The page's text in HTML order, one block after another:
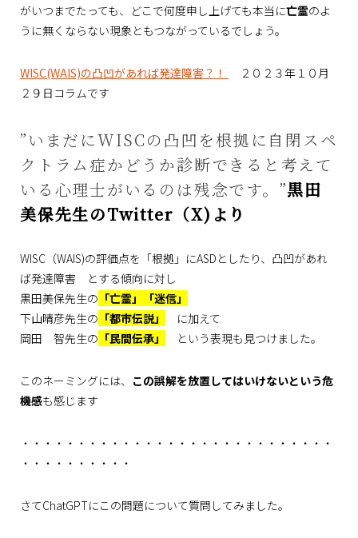
がいつまでたっても、どこで何度申し上げても本当に亡霊のよ
うに無くならない現象ともつながっているでしょう。
WISC(WAIS)の凸凹があれば発達障害？！
２０２３年１０月
２９日コラムです
”いまだにWISCの凸凹を根拠に自閉スペ
クトラム症かどうか診断できると考えて
いる心理士がいるのは残念です。”黒田
美保先生のTwitter（X)より
WISC（WAIS)の評価点を「根拠」にASDとしたり、凸凹があれ
ば発達障害 とする傾向に対し
黒田美保先生の 「亡霊」「迷信」
下山晴彦先生の 「都市伝説」
に加えて
岡田 智先生の 「民間伝承」 という表現も見つけました。
このネーミングには、 この誤解を放置してはいけないという危
機感も感じます
・・・・・・・・・・・・・・・・・・・・・・・・・・・・
・・・・・・・・・・
さてChatGPTにこの問題について質問してみました。